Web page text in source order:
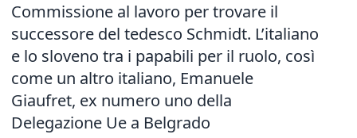
Commissione al lavoro per trovare il
successore del tedesco Schmidt. L’italiano
e lo sloveno tra i papabili per il ruolo, così
come un altro italiano, Emanuele
Giaufret, ex numero uno della
Delegazione Ue a Belgrado